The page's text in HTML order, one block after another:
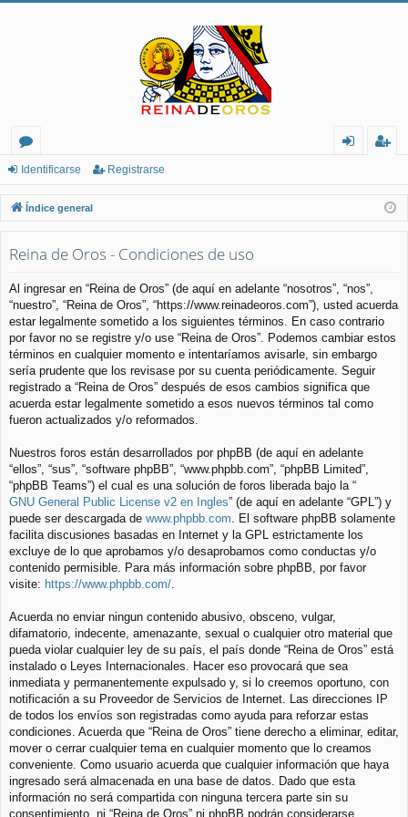
or
os
nt
ifi
rs
e
ist
ra
Identificarse Registrarse
Índice general
Reina de Oros - Condiciones de uso
Al ingresar en “Reina de Oros” (de aquí en adelante “nosotros”, “nos”,
“nuestro”, “Reina de Oros”, “https://www.reinadeoros.com”), usted acuerda
estar legalmente sometido a los siguientes términos. En caso contrario
por favor no se registre y/o use “Reina de Oros”. Podemos cambiar estos
términos en cualquier momento e intentaríamos avisarle, sin embargo
sería prudente que los revisase por su cuenta periódicamente. Seguir
registrado a “Reina de Oros” después de esos cambios significa que
acuerda estar legalmente sometido a esos nuevos términos tal como
fueron actualizados y/o reformados.
Nuestros foros están desarrollados por phpBB (de aquí en adelante
“ellos”, “sus”, “software phpBB”, “www.phpbb.com”, “phpBB Limited”,
“phpBB Teams”) el cual es una solución de foros liberada bajo la “
GNU General Public License v2 en Ingles” (de aquí en adelante “GPL”) y
puede ser descargada de www.phpbb.com . El software phpBB solamente
facilita discusiones basadas en Internet y la GPL estrictamente los
excluye de lo que aprobamos y/o desaprobamos como conductas y/o
contenido permisible. Para más información sobre phpBB, por favor
visite: https://www.phpbb.com/
Acuerda no enviar ningun contenido abusivo, obsceno, vulgar,
difamatorio, indecente, amenazante, sexual o cualquier otro material que
pueda violar cualquier ley de su país, el país donde “Reina de Oros” está
instalado o Leyes Internacionales. Hacer eso provocará que sea
inmediata y permanentemente expulsado y, si lo creemos oportuno, con
notificación a su Proveedor de Servicios de Internet. Las direcciones IP
de todos los envíos son registradas como ayuda para reforzar estas
condiciones. Acuerda que “Reina de Oros” tiene derecho a eliminar, editar,
mover o cerrar cualquier tema en cualquier momento que lo creamos
conveniente. Como usuario acuerda que cualquier información que haya
ingresado será almacenada en una base de datos. Dado que esta
información no será compartida con ninguna tercera parte sin su
consentimiento, ni “Reina de Oros” ni phpBB podrán considerarse